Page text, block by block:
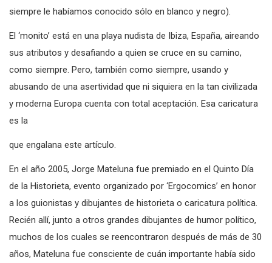
única ocasión en que el Enano mostró sus colores, pues
El ‘monito’ está en una playa nudista de Ibiza, España, aireando
sus atributos y desafiando a quien se cruce en su camino,
como siempre. Pero, también como siempre, usando y
abusando de una asertividad que ni siquiera en la tan civilizada
y moderna Europa cuenta con total aceptación. Esa caricatura
En el año 2005, Jorge Mateluna fue premiado en el Quinto Día
de la Historieta, evento organizado por ‘Ergocomics’ en honor
a los guionistas y dibujantes de historieta o caricatura política.
Recién allí, junto a otros grandes dibujantes de humor político,
muchos de los cuales se reencontraron después de más de 30